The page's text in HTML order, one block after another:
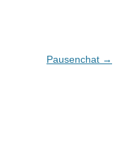
Pausenchat →